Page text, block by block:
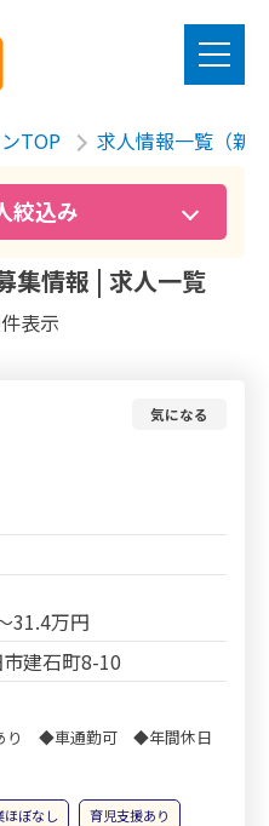
TOP 求人情報一覧（新
絞込み
集情報 | 求人一覧
件表示
気になる
31.4万円
建石町8-10
り ◆車通勤可 ◆年間休日
ほぼなし
育児支援あり